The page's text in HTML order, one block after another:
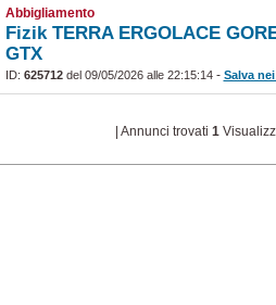
Abbigliamento
Fizik TERRA ERGOLACE
GTX
ID: 625712del 09/05/2026 alle 22:15:14- Salva
| Annunci trovati 1